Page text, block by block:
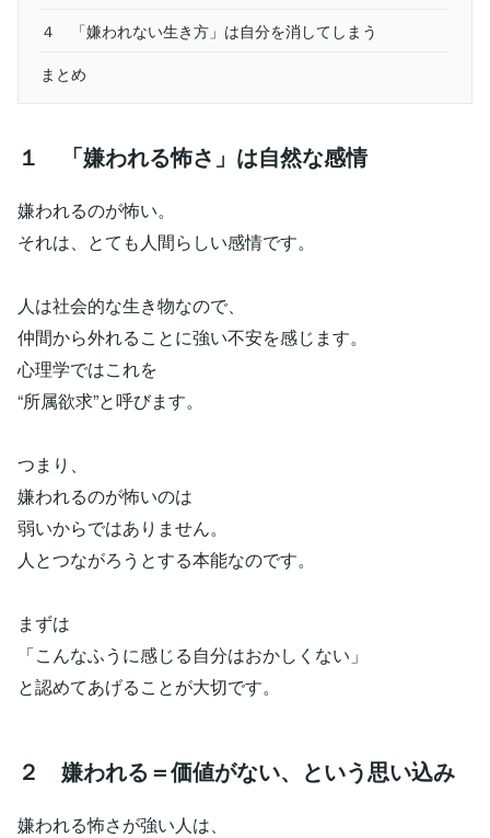
４ 「嫌われない生き方」は自分を消してしまう
まとめ
１ 「嫌われる怖さ」は自然な感情
嫌われるのが怖い。
それは、とても人間らしい感情です。
人は社会的な生き物なので、
仲間から外れることに強い不安を感じます。
心理学ではこれを
“所属欲求”と呼びます。
つまり、
嫌われるのが怖いのは
弱いからではありません。
人とつながろうとする本能なのです。
まずは
「こんなふうに感じる自分はおかしくない」
と認めてあげることが大切です。
２ 嫌われる＝価値がない、という思い込み
嫌われる怖さが強い人は、